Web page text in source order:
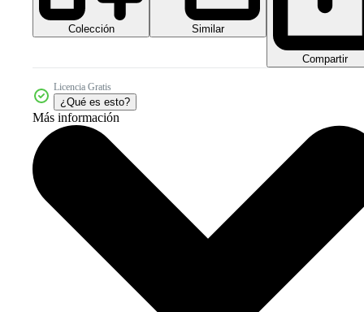
Colección Similar
Compartir
Licencia Gratis
¿Qué es esto?
Más información